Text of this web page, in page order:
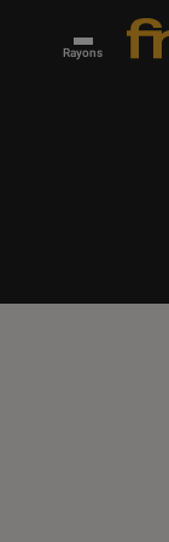
Rayons